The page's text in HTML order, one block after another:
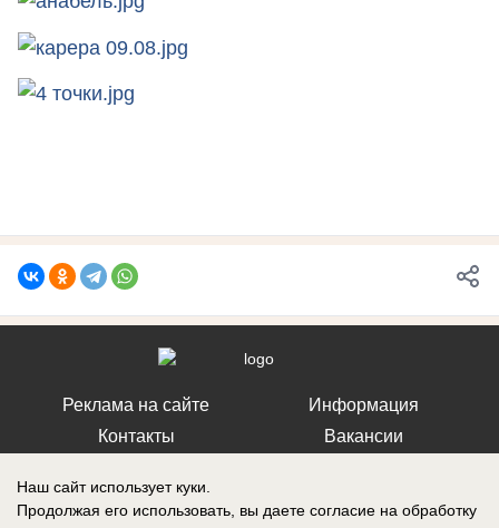
Реклама на сайте
Контакты
Информация
Вакансии
Наш сайт использует куки.
Продолжая его использовать, вы даете согласие на обработку